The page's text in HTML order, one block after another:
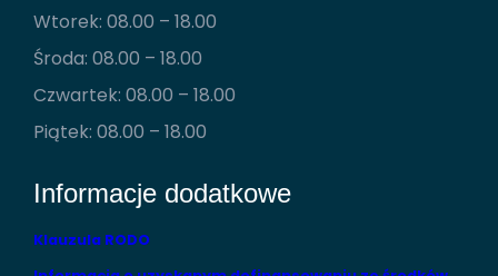
Wtorek: 08.00 – 18.00
Środa: 08.00 – 18.00
Czwartek: 08.00 – 18.00
Piątek: 08.00 – 18.00
Informacje dodatkowe
Klauzula RODO